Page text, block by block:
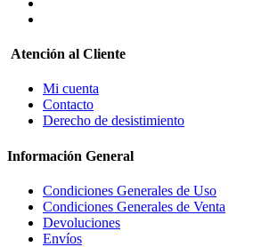
Atención al Cliente
Mi cuenta
Contacto
Derecho de desistimiento
Información General
Condiciones Generales de Uso
Condiciones Generales de Venta
Devoluciones
Envíos